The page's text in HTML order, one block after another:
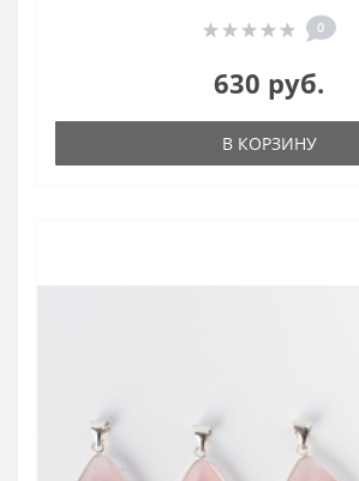
0
630 руб.
В КОРЗИНУ